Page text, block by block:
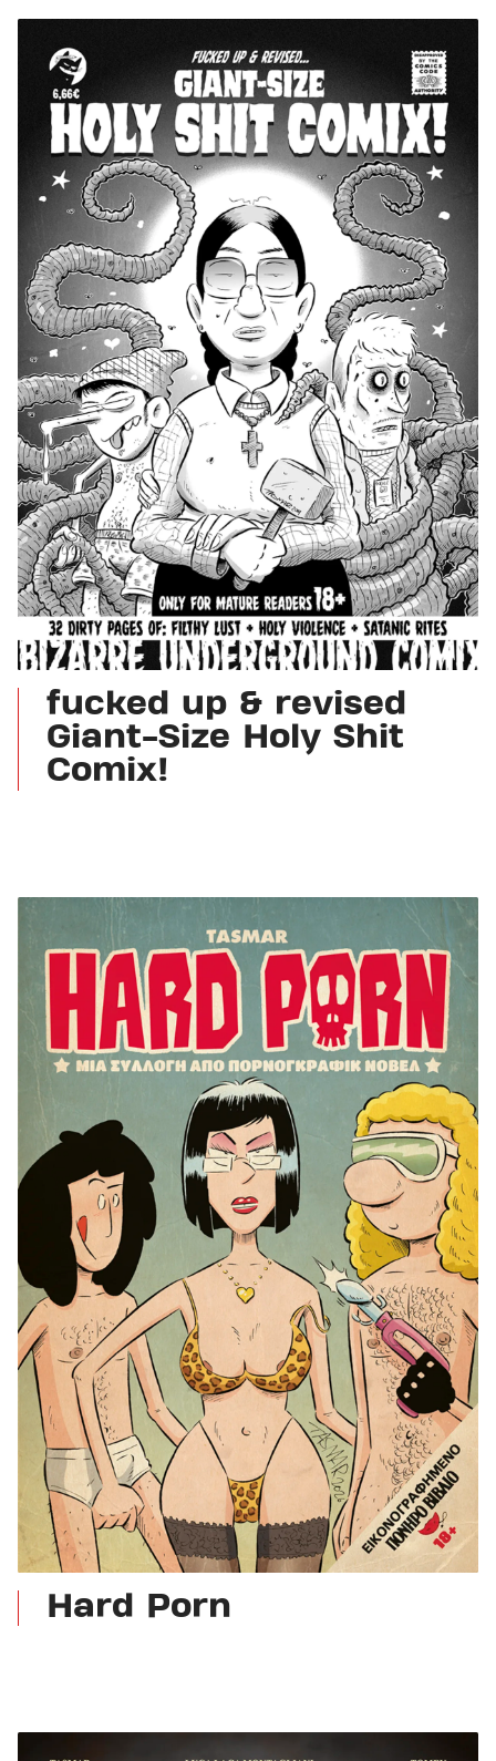
fucked up & revised
Giant-Size Holy Shit
Comix!
Hard Porn